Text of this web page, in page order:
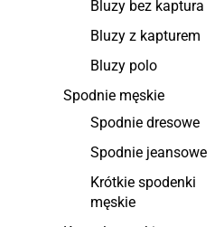
Bluzy bez kaptura
Bluzy z kapturem
Bluzy polo
Spodnie męskie
Spodnie dresowe
Spodnie jeansowe
Krótkie spodenki
męskie